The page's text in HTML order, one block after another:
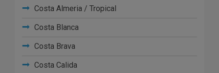
Costa Almeria / Tropical
Costa Blanca
Costa Brava
Costa Calida